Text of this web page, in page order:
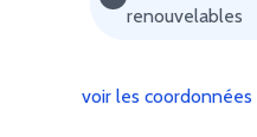
renouvelables
voir les coordonnées